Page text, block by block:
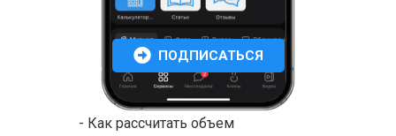
- Как рассчитать объем
ПОДПИСАТЬСЯ